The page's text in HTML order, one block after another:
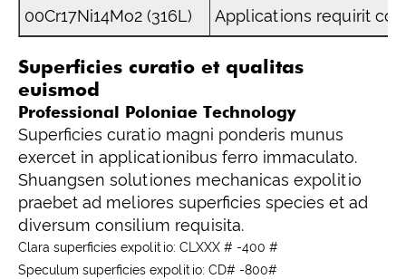
00Cr17Ni14Mo2 (316L) Applications requirit
Superficies curatio et qualitas
euismod
Professional Poloniae Technology
Superficies curatio magni ponderis munus
exercet in applicationibus ferro immaculato.
Shuangsen solutiones mechanicas expolitio
praebet ad meliores superficies species et ad
diversum consilium requisita.
Clara superficies expolitio: CLXXX # -400 #
Speculum superficies expolitio: CD# -800#